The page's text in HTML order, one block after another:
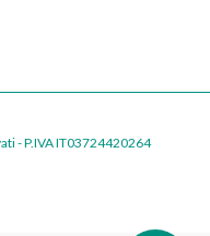
- P.IVA IT03724420264